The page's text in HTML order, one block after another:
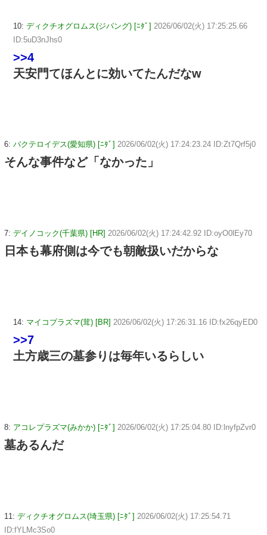
10: ディクチオグロムス(ジパング) [ﾆﾀﾞ] 2026/06/02(火) 17:25:25.66
ID:5uD3nJhs0
>>4
天安門てほんとに効いてたんだなw
6: バクテロイデス(愛知県) [ﾆﾀﾞ] 2026/06/02(火) 17:24:23.24 ID:Zt7Qrf5j0
そんな事件など「なかった」
7: デイノコック(千葉県) [HR] 2026/06/02(火) 17:24:42.92 ID:oyO0lEy70
日本も幕府側は今でも朝敵扱いだからな
14: マイコプラズマ(茸) [BR] 2026/06/02(火) 17:26:31.16 ID:fx26qyED0
>>7
土方歳三の墓参りは毎年いるらしい
8: アコレプラズマ(みかか) [ﾆﾀﾞ] 2026/06/02(火) 17:25:04.80 ID:lnyfpZvr0
墓あるんだ
11: ディクチオグロムス(埼玉県) [ﾆﾀﾞ] 2026/06/02(火) 17:25:54.71
ID:fYLMc3So0